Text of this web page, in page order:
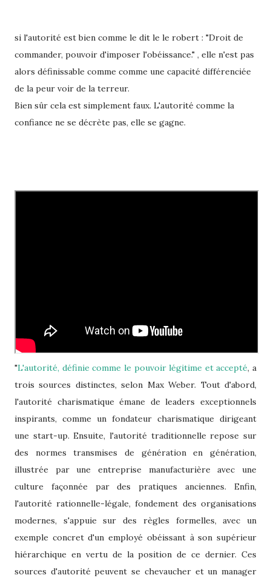
si l'autorité est bien comme le dit le le robert : "Droit de
commander, pouvoir d'imposer l'obéissance." , elle n'est pas
alors définissable comme comme une capacité différenciée
de la peur voir de la terreur.
Bien sûr cela est simplement faux. L'autorité comme la
confiance ne se décrète pas, elle se gagne.
"L'autorité, définie comme le pouvoir légitime et accepté, a
trois sources distinctes, selon Max Weber. Tout d'abord,
l'autorité charismatique émane de leaders exceptionnels
inspirants, comme un fondateur charismatique dirigeant
une start-up. Ensuite, l'autorité traditionnelle repose sur
des normes transmises de génération en génération,
illustrée par une entreprise manufacturière avec une
culture façonnée par des pratiques anciennes. Enfin,
l'autorité rationnelle-légale, fondement des organisations
modernes, s'appuie sur des règles formelles, avec un
exemple concret d'un employé obéissant à son supérieur
hiérarchique en vertu de la position de ce dernier. Ces
sources d'autorité peuvent se chevaucher et un manager